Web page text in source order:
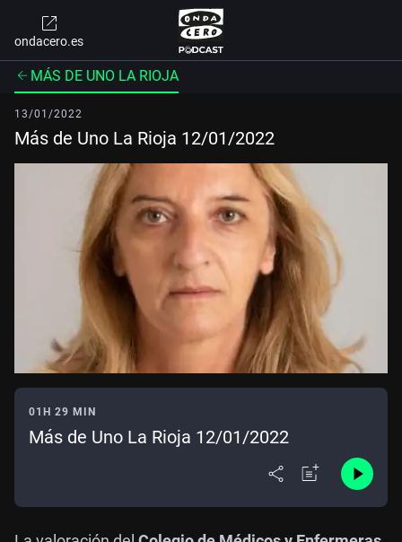
ondacero.es
MÁS DE UNO LA RIOJA
13/01/2022
Más de Uno La Rioja 12/01/2022
01H 29 MIN
Más de Uno La Rioja 12/01/2022